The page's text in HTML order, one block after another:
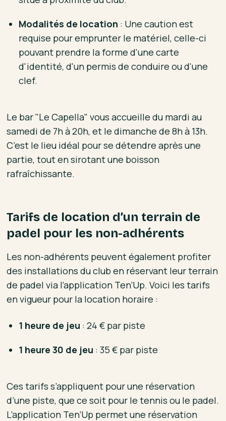
Modalités de location : Une caution est
requise pour emprunter le matériel, celle-ci
pouvant prendre la forme d'une carte
d'identité, d'un permis de conduire ou d'une
clef.
Le bar "Le Capella" vous accueille du mardi au
samedi de 7h à 20h, et le dimanche de 8h à 13h.
C’est le lieu idéal pour se détendre après une
partie, tout en sirotant une boisson
rafraîchissante.
Tarifs de location d’un terrain de
padel pour les non-adhérents
Les non-adhérents peuvent également profiter
des installations du club en réservant leur terrain
de padel via l’application Ten’Up. Voici les tarifs
en vigueur pour la location horaire :
1 heure de jeu : 24 € par piste
1 heure 30 de jeu : 35 € par piste
Ces tarifs s’appliquent pour une réservation
d’une piste, que ce soit pour le tennis ou le padel.
L’application Ten’Up permet une réservation